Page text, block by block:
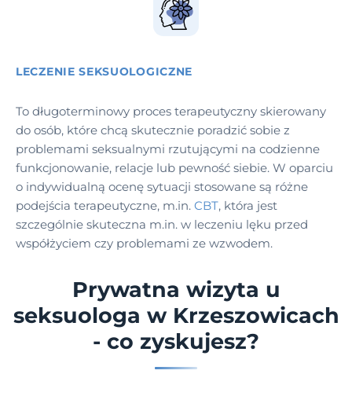
LECZENIE SEKSUOLOGICZNE
To długoterminowy proces terapeutyczny skierowany
do osób, które chcą skutecznie poradzić sobie z
problemami seksualnymi rzutującymi na codzienne
funkcjonowanie, relacje lub pewność siebie. W oparciu
o indywidualną ocenę sytuacji stosowane są różne
podejścia terapeutyczne, m.in. CBT, która jest
szczególnie skuteczna m.in. w leczeniu lęku przed
współżyciem czy problemami ze wzwodem.
Prywatna wizyta u
seksuologa w Krzeszowicach
- co zyskujesz?